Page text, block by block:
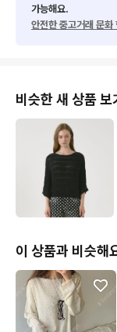
가능해요.
안전한 중고거래 문화
비슷한 새 상품 보
이 상품과 비슷해